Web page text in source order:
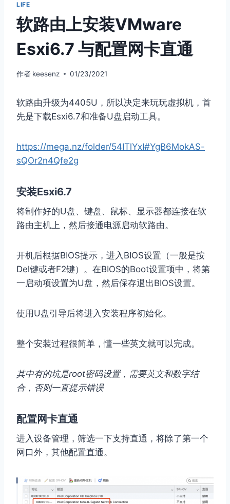
LIFE
软路由上安装VMware
Esxi6.7 与配置网卡直通
作者 keesenz 01/23/2021
软路由升级为4405U，所以决定来玩玩虚拟机，首
先是下载Esxi6.7和准备U盘启动工具。
https://mega.nz/folder/54ITlYxI#YgB6MokAS-
sQOr2n4Qfe2g
安装Esxi6.7
将制作好的U盘、键盘、鼠标、显示器都连接在软
路由主机上，然后接通电源启动软路由。
开机后根据BIOS提示，进入BIOS设置（一般是按
Del键或者F2键）。在BIOS的Boot设置项中，将第
一启动项设置为U盘，然后保存退出BIOS设置。
使用U盘引导后将进入安装程序初始化。
整个安装过程很简单，懂一些英文就可以完成。
其中有的坑是root密码设置，需要英文和数字结
合，否则一直提示错误
配置网卡直通
进入设备管理，筛选一下支持直通，将除了第一个
网口外，其他配置直通。